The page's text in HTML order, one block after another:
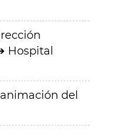
Hospital
del